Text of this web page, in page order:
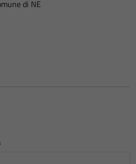
di NE